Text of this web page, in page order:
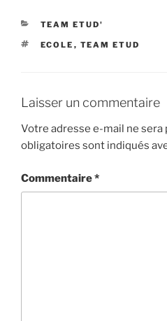
CATÉGORIES
TEAM ETUD'
ÉTIQUETTES
ECOLE , TEAM ETUD
Laisser un commentaire
Votre adresse e-mail ne sera
obligatoires sont indiqués
Commentaire*